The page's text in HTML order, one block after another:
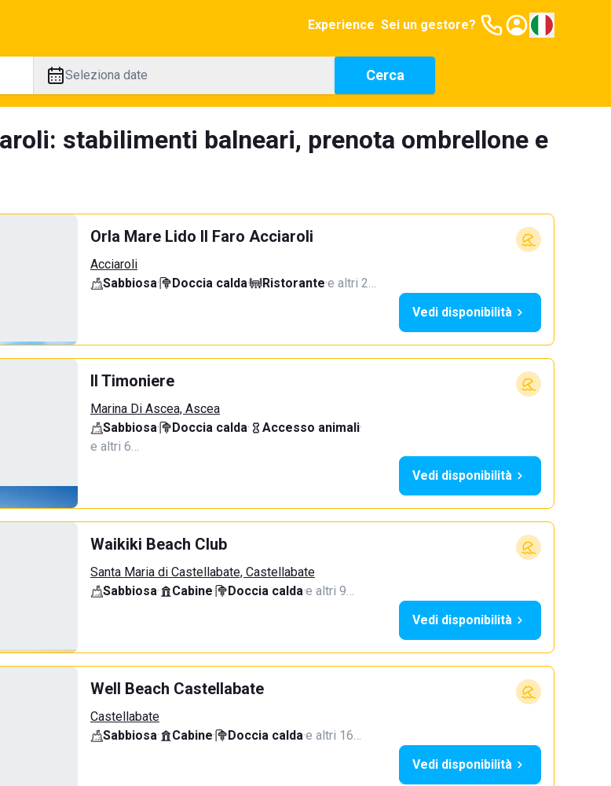
Experience Sei un gestore?
Seleziona date Cerca
stabilimenti balneari, prenota ombrellone e
Orla Mare Lido Il Faro Acciaroli
Acciaroli
Sabbiosa· Doccia calda· Ristorante·e altri 2…
Vedi disponibilità
Il Timoniere
Marina Di Ascea, Ascea
Sabbiosa· Doccia calda· Accesso animali·
e altri 6…
Vedi disponibilità
Waikiki Beach Club
Santa Maria di Castellabate, Castellabate
Sabbiosa· Cabine· Doccia calda·e altri 9…
Vedi disponibilità
Well Beach Castellabate
Castellabate
Sabbiosa· Cabine· Doccia calda·e altri 16…
Vedi disponibilità